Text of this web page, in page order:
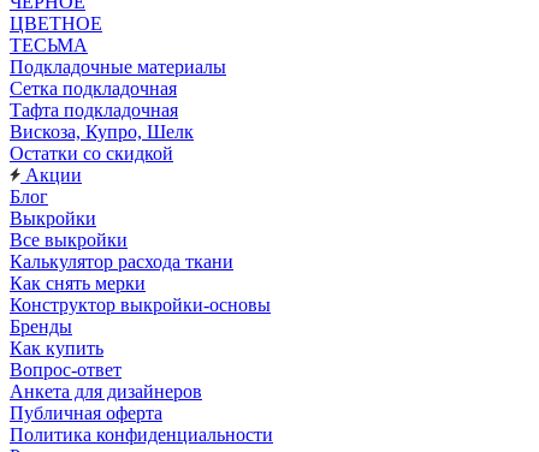
ЦВЕТНОЕ
ТЕСЬМА
Подкладочные материалы
Сетка подкладочная
Тафта подкладочная
Вискоза, Купро, Шелк
Остатки со скидкой
Акции
Блог
Выкройки
Все выкройки
Калькулятор расхода ткани
Как снять мерки
Конструктор выкройки-основы
Бренды
Как купить
Вопрос-ответ
Анкета для дизайнеров
Публичная оферта
Политика конфиденциальности